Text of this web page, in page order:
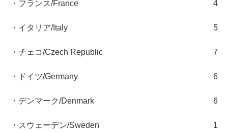
・フランス/France 4
・イタリア/Italy 5
・チェコ/Czech Republic 7
・ドイツ/Germany 6
・デンマーク/Denmark 6
・スウェーデン/Sweden 1